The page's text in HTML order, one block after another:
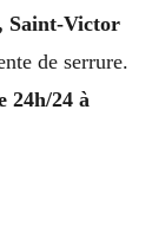
Saint-Victor
de serrure.
24h/24 à